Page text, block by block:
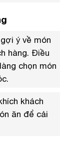
ý về món
hàng. Điều
chọn món
khách
ăn để cải